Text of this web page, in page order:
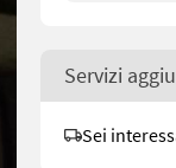
Servizi
Sei